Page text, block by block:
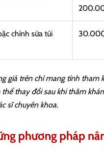
chỉnh sửa túi
giá trên chỉ mang tính tham
thể thay đổi sau khi thăm
sĩ chuyên khoa.
phương pháp